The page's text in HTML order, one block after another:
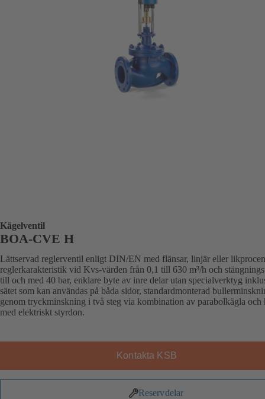
Kägelventil
BOA-CVE H
Lättservad reglerventil enligt DIN/EN med flänsar, linjär eller
reglerkarakteristik vid Kvs-värden från 0,1 till 630 m³/h och
till och med 40 bar, enklare byte av inre delar utan specialverktyg
sätet som kan användas på båda sidor, standardmonterad
genom tryckminskning i två steg via kombination av parabolkägla och
med elektriskt styrdon.
Kontakta KSB
Reservdelar